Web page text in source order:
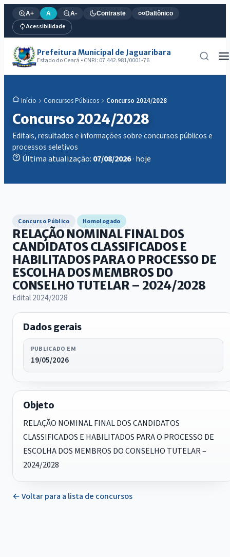
A+ A A- Contraste Daltônico
Acessibilidade
Prefeitura Municipal de Jaguaribara
Estado do Ceará • CNPJ: 07.442.981/0001-76
Início Concursos Públicos Concurso 2024/2028
Concurso 2024/2028
Editais, resultados e informações sobre concursos públicos e
processos seletivos
Última atualização: 07/08/2026· hoje
Concurso Público Homologado
RELAÇÃO NOMINAL FINAL DOS
CANDIDATOS CLASSIFICADOS E
HABILITADOS PARA O PROCESSO DE
ESCOLHA DOS MEMBROS DO
CONSELHO TUTELAR – 2024/2028
Edital 2024/2028
Dados gerais
PUBLICADO EM
19/05/2026
Objeto
RELAÇÃO NOMINAL FINAL DOS CANDIDATOS
CLASSIFICADOS E HABILITADOS PARA O PROCESSO DE
ESCOLHA DOS MEMBROS DO CONSELHO TUTELAR –
2024/2028
← Voltar para a lista de concursos